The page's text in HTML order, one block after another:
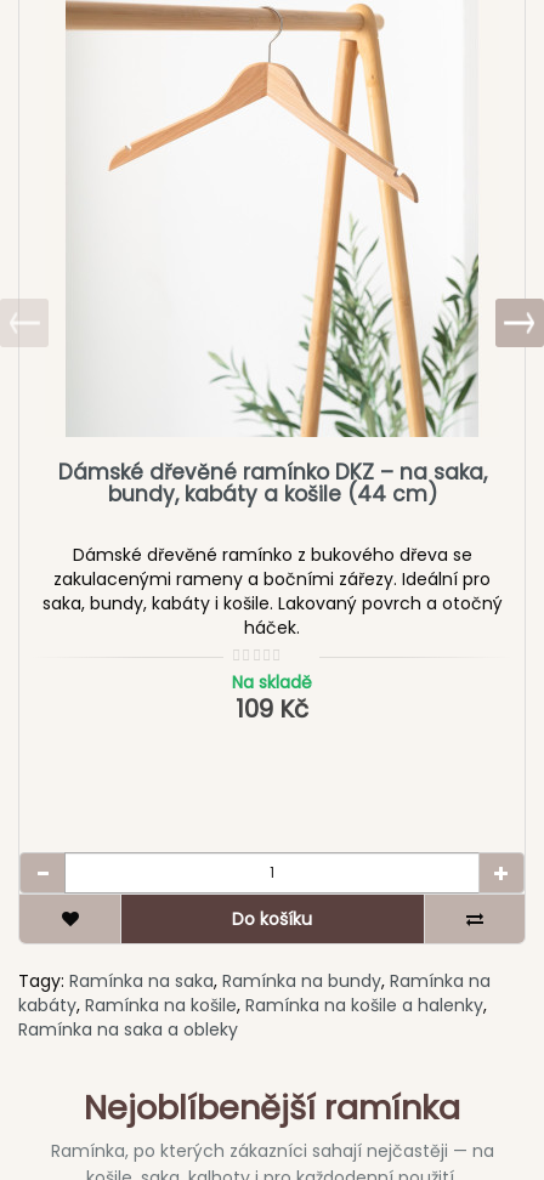
Dámské dřevěné ramínko DKZ – na saka,
bundy, kabáty a košile (44 cm)
Dámské dřevěné ramínko z bukového dřeva se
zakulacenými rameny a bočními zářezy. Ideální pro
saka, bundy, kabáty i košile. Lakovaný povrch a otočný
háček.
Na skladě
109 Kč
Do košíku
Tagy: Ramínka na saka, Ramínka na bundy, Ramínka na
kabáty, Ramínka na košile, Ramínka na košile a halenky,
Ramínka na saka a obleky
Nejoblíbenější ramínka
Ramínka, po kterých zákazníci sahají nejčastěji — na